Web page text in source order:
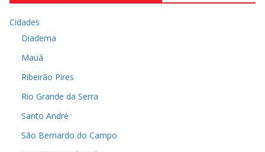
Cidades
Diadema
Mauá
Ribeirão Pires
Rio Grande da Serra
Santo André
São Bernardo do Campo